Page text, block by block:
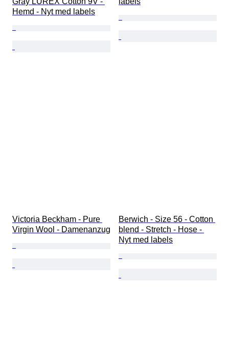
Hemd - Nyt med labels
Victoria Beckham - Pure
Virgin Wool - Damenanzug
Berwich - Size 56 - Cotton
blend - Stretch - Hose -
Nyt med labels